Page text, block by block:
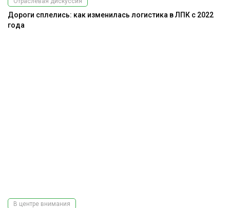
Дороги сплелись: как изменилась логистика в ЛПК с 2022
года
В центре внимания